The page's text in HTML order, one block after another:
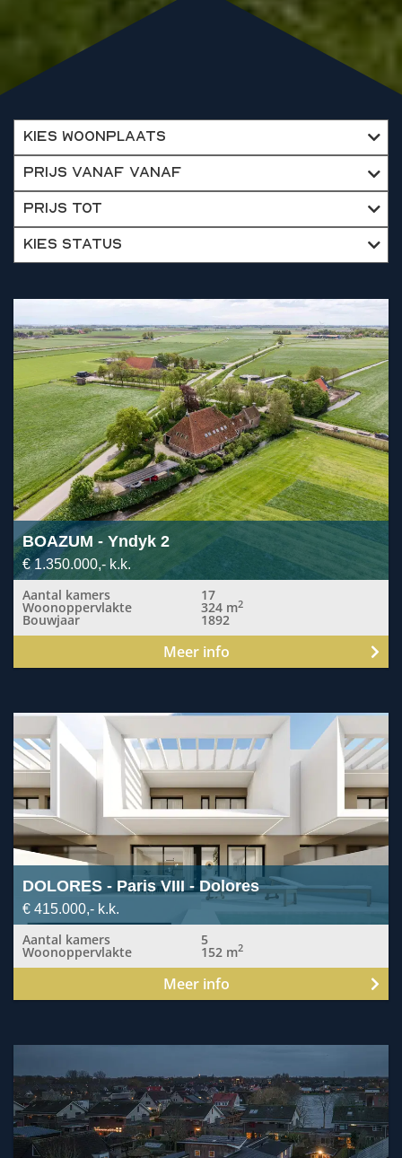
detail
pagina
Yndyk
2
BOAZUM - Yndyk 2
€ 1.350.000,- k.k.
Aantal kamers 17
Woonoppervlakte 324 m2
Bouwjaar 1892
Meer info
detail
pagina
van
Paris
VIII
-
DOLORES - Paris VIII - Dolores
€ 415.000,- k.k.
Aantal kamers 5
Woonoppervlakte 152 m2
Meer info
detail
pagina
van
Oosterom